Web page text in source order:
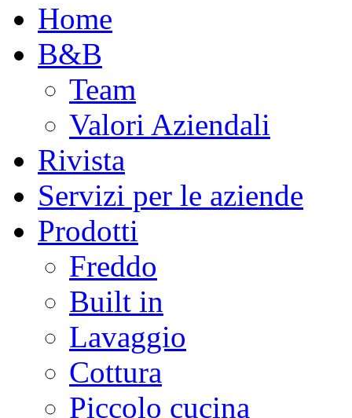
Home
B&B
Team
Valori Aziendali
Rivista
Servizi per le aziende
Prodotti
Freddo
Built in
Lavaggio
Cottura
Piccolo cucina